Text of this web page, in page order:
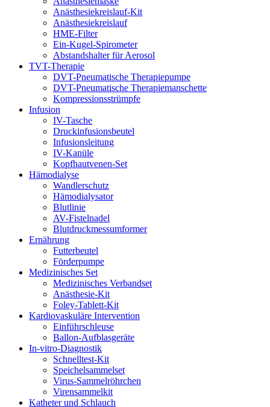
Anästhesiekreislauf-Kit
Anästhesiekreislauf
HME-Filter
Ein-Kugel-Spirometer
Abstandshalter für Aerosol
TVT-Therapie
DVT-Pneumatische Therapiepumpe
DVT-Pneumatische Therapiemanschette
Kompressionsstrümpfe
Infusion
IV-Tasche
Druckinfusionsbeutel
Infusionsleitung
IV-Kanüle
Kopfhautvenen-Set
Hämodialyse
Wandlerschutz
Hämodialysator
Blutlinie
AV-Fistelnadel
Blutdruckmessumformer
Ernährung
Futterbeutel
Förderpumpe
Medizinisches Set
Medizinisches Verbandset
Anästhesie-Kit
Foley-Tablett-Kit
Kardiovaskuläre Intervention
Einführschleuse
Ballon-Aufblasgeräte
In-vitro-Diagnostik
Schnelltest-Kit
Speichelsammelset
Virus-Sammelröhrchen
Virensammelkit
Katheter und Schlauch